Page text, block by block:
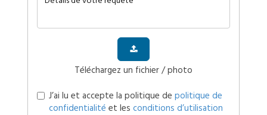
Téléchargez un fichier / photo
J’ai lu et accepte la politique de politique de
confidentialité et les conditions d’utilisation